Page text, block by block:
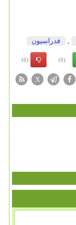
فدراسیون
(0)
(0)
X